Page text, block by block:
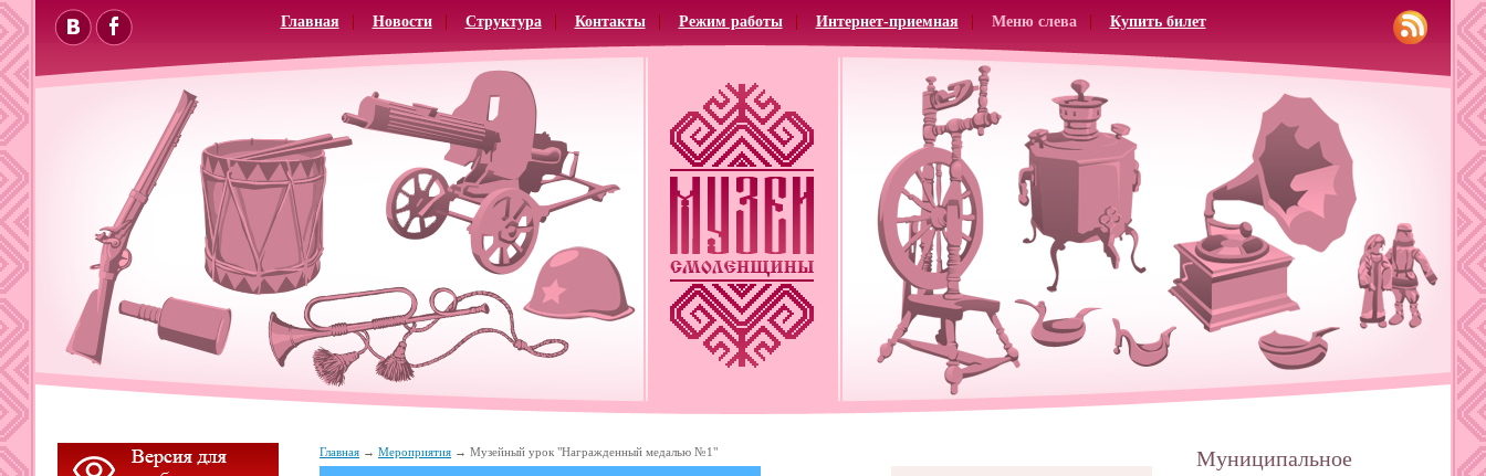
Главная Новости Структура Контакты Режим работы Интернет-приемная Меню слева Купить билет
Главная Мероприятия Музейный урок "Награжденный медалью №1"
Муниципальное